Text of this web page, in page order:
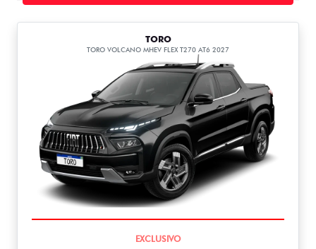
TORO
TORO VOLCANO MHEV FLEX T270 AT6 2027